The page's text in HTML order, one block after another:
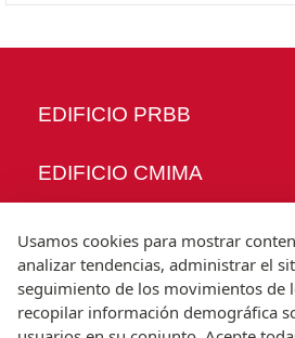
EDIFICIO PRBB
EDIFICIO CMIMA
SÍGUENOS
Usamos cookies para mostrar
analizar tendencias, administrar el
seguimiento de los movimientos de
recopilar información demográfica